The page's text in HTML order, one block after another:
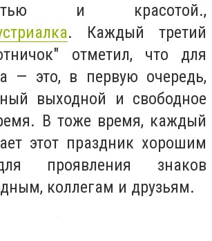
и красотой.,
. Каждый третий
отметил, что для
— это, в первую очередь,
выходной и свободное
В тоже время, каждый
этот праздник хорошим
проявления знаков
коллегам и друзьям.